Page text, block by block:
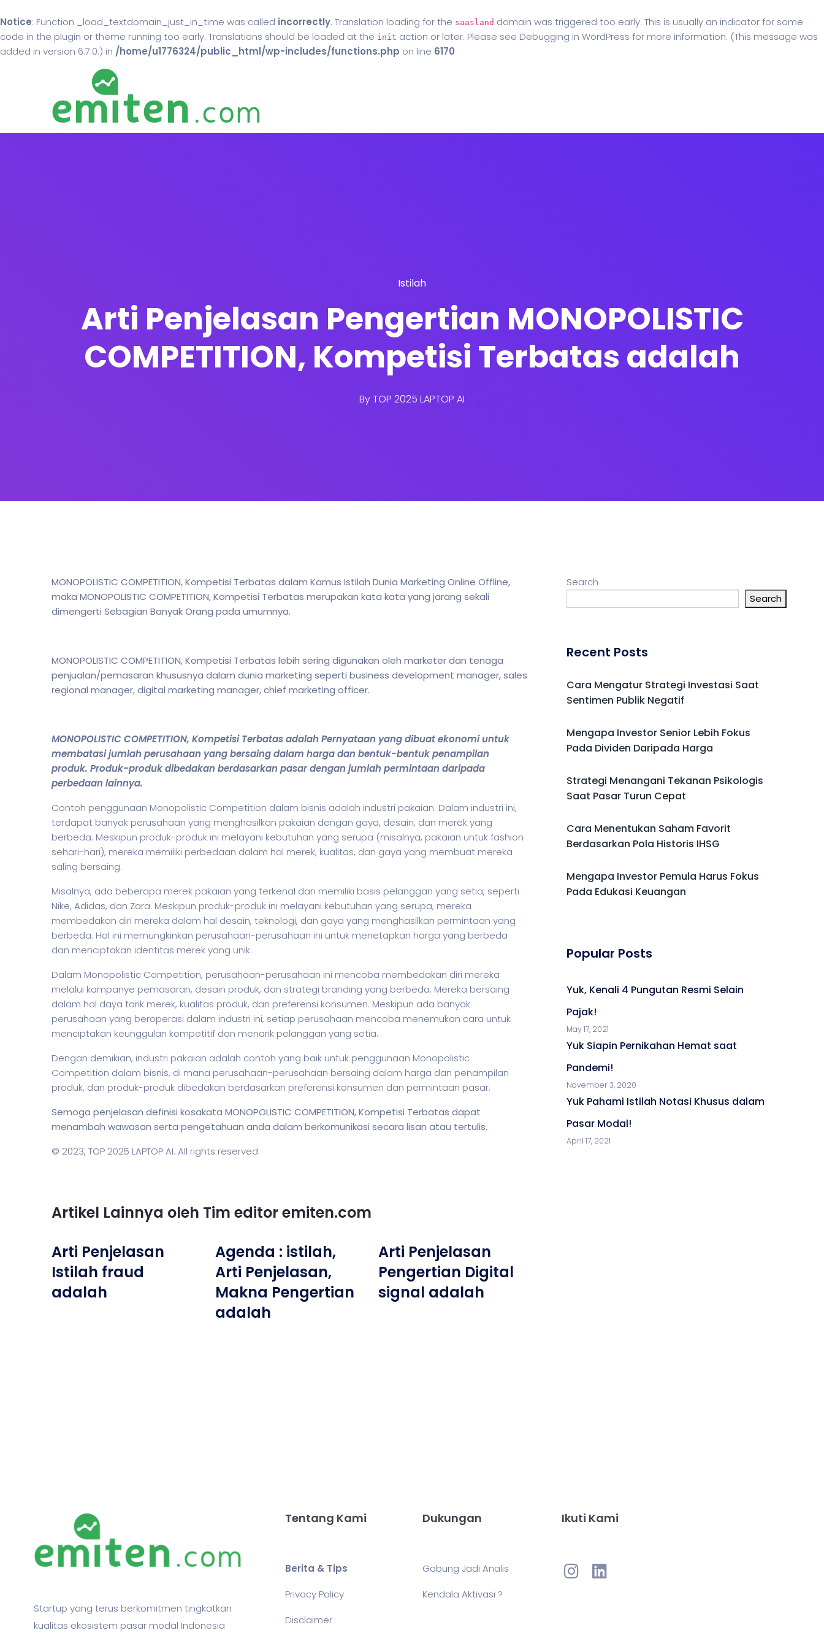
Notice: Function _load_textdomain_just_in_time was called incorrectly. Translation loading for the saasland domain was triggered too early. This is usually an indicator for some
code in the plugin or theme running too early. Translations should be loaded at the init action or later. Please see Debugging in WordPress for more information. (This message was
added in version 6.7.0.) in /home/u1776324/public_html/wp-includes/functions.php on line 6170
Istilah
Arti Penjelasan Pengertian MONOPOLISTIC
COMPETITION, Kompetisi Terbatas adalah
ByTOP 2025 LAPTOP AI
MONOPOLISTIC COMPETITION, Kompetisi Terbatas dalam Kamus Istilah Dunia Marketing Online Offline,
maka MONOPOLISTIC COMPETITION, Kompetisi Terbatas merupakan kata kata yang jarang sekali
dimengerti Sebagian Banyak Orang pada umumnya.
MONOPOLISTIC COMPETITION, Kompetisi Terbatas lebih sering digunakan oleh marketer dan tenaga
penjualan/pemasaran khususnya dalam dunia marketing seperti business development manager, sales
regional manager, digital marketing manager, chief marketing officer.
MONOPOLISTIC COMPETITION, Kompetisi Terbatas adalah Pernyataan yang dibuat ekonomi untuk
membatasi jumlah perusahaan yang bersaing dalam harga dan bentuk-bentuk penampilan
produk. Produk-produk dibedakan berdasarkan pasar dengan jumlah permintaan daripada
perbedaan lainnya.
Contoh penggunaan Monopolistic Competition dalam bisnis adalah industri pakaian. Dalam industri ini,
terdapat banyak perusahaan yang menghasilkan pakaian dengan gaya, desain, dan merek yang
berbeda. Meskipun produk-produk ini melayani kebutuhan yang serupa (misalnya, pakaian untuk fashion
sehari-hari), mereka memiliki perbedaan dalam hal merek, kualitas, dan gaya yang membuat mereka
saling bersaing.
Misalnya, ada beberapa merek pakaian yang terkenal dan memiliki basis pelanggan yang setia, seperti
Nike, Adidas, dan Zara. Meskipun produk-produk ini melayani kebutuhan yang serupa, mereka
membedakan diri mereka dalam hal desain, teknologi, dan gaya yang menghasilkan permintaan yang
berbeda. Hal ini memungkinkan perusahaan-perusahaan ini untuk menetapkan harga yang berbeda
dan menciptakan identitas merek yang unik.
Dalam Monopolistic Competition, perusahaan-perusahaan ini mencoba membedakan diri mereka
melalui kampanye pemasaran, desain produk, dan strategi branding yang berbeda. Mereka bersaing
dalam hal daya tarik merek, kualitas produk, dan preferensi konsumen. Meskipun ada banyak
perusahaan yang beroperasi dalam industri ini, setiap perusahaan mencoba menemukan cara untuk
menciptakan keunggulan kompetitif dan menarik pelanggan yang setia.
Dengan demikian, industri pakaian adalah contoh yang baik untuk penggunaan Monopolistic
Competition dalam bisnis, di mana perusahaan-perusahaan bersaing dalam harga dan penampilan
produk, dan produk-produk dibedakan berdasarkan preferensi konsumen dan permintaan pasar.
Semoga penjelasan definisi kosakata MONOPOLISTIC COMPETITION, Kompetisi Terbatas dapat
menambah wawasan serta pengetahuan anda dalam berkomunikasi secara lisan atau tertulis.
© 2023, TOP 2025 LAPTOP AI. All rights reserved.
Artikel Lainnya oleh Tim editor emiten.com
Arti Penjelasan
Istilah fraud
adalah
Agenda : istilah,
Arti Penjelasan,
Makna Pengertian
adalah
Arti Penjelasan
Pengertian Digital
signal adalah
Search
Search
Recent Posts
Cara Mengatur Strategi Investasi Saat
Sentimen Publik Negatif
Mengapa Investor Senior Lebih Fokus
Pada Dividen Daripada Harga
Strategi Menangani Tekanan Psikologis
Saat Pasar Turun Cepat
Cara Menentukan Saham Favorit
Berdasarkan Pola Historis IHSG
Mengapa Investor Pemula Harus Fokus
Pada Edukasi Keuangan
Popular Posts
Yuk, Kenali 4 Pungutan Resmi Selain
Pajak!
May 17, 2021
Yuk Siapin Pernikahan Hemat saat
Pandemi!
November 3, 2020
Yuk Pahami Istilah Notasi Khusus dalam
Pasar Modal!
April 17, 2021
Startup yang terus berkomitmen tingkatkan
kualitas ekosistem pasar modal Indonesia
Tentang Kami
Berita & Tips
Privacy Policy
Disclaimer
Dukungan
Gabung Jadi Analis
Kendala Aktivasi ?
Ikuti Kami